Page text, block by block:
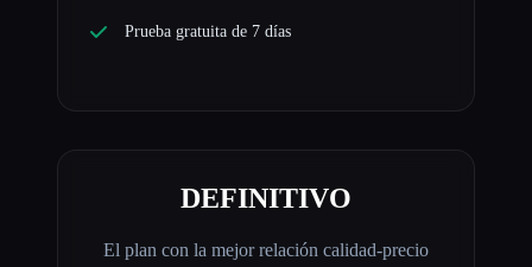
Prueba gratuita de 7 días
DEFINITIVO
El plan con la mejor relación calidad-precio